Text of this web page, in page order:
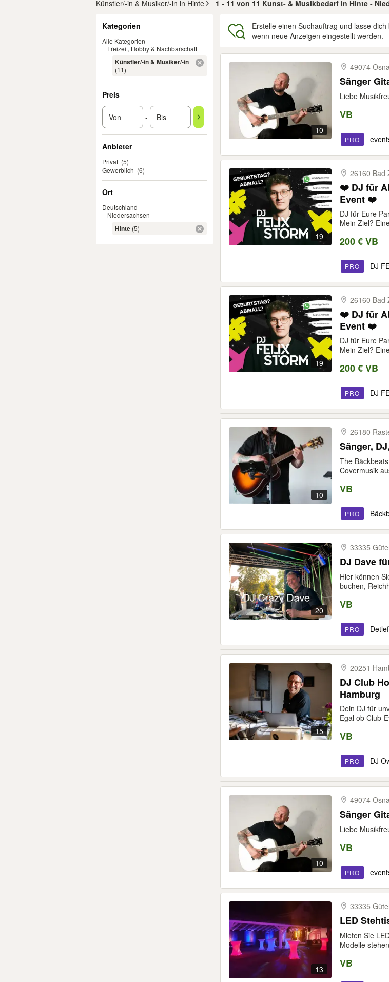
Künstler/-in & Musiker/-in in Hinte
1 - 11 von 11 Kunst- & Musikbedarf in Hinte -
Kategorien
Alle Kategorien
Freizeit, Hobby & Nachbarschaft
Künstler/-in & Musiker/-in
(11)
Preis
-
Anbieter
Privat (5)
Gewerblich (6)
Ort
Deutschland
Niedersachsen
Hinte (5)
Erstelle einen Suchauftrag und lasse
wenn neue Anzeigen eingestellt werden.
10
49074
Sänger
Liebe
VB
PRO
19
26160 Bad
❤️ DJ für
Event ❤️
DJ für Eure
Mein Ziel?
200 € VB
PRO DJ
19
26160 Bad
❤️ DJ für
Event ❤️
DJ für Eure
Mein Ziel?
200 € VB
PRO DJ
10
26180
Sänger,
The
Covermusik
VB
PRO
20
33335
DJ Dave
Hier können
buchen,
VB
PRO
15
20251
DJ Club
Hamburg
Dein DJ für
Egal ob Club-
VB
PRO DJ
10
49074
Sänger
Liebe
VB
PRO
13
33335
LED
Mieten Sie
Modelle
VB